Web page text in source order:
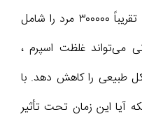
متاآنالیز از ۵۷ مطالعه مختلف ، که تقریباً ۳۰۰۰۰۰ مرد را شامل
می‌تواند غلظت اسپرم ،
طبیعی را کاهش دهد. با
آیا این زمان تحت تأثیر